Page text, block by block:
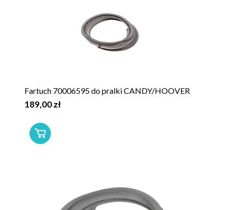
Fartuch 70006595 do pralki CANDY/HOOVER
189,00 zł